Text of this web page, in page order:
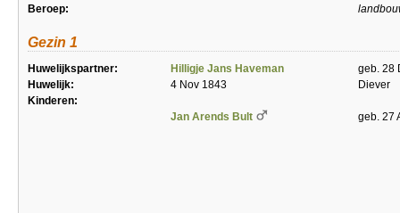
Beroep:
Gezin 1
Huwelijkspartner: Hilligje Jans Haveman
geb. 28
Huwelijk:
4 Nov 1843
Diever
Kinderen:
Jan Arends Bult
geb. 27